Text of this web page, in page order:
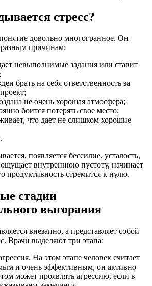
стресс?
довольно многогранное. Он
причинам:
невыполнимые задания или ставит
брать на себя ответственность за
не очень хорошая атмосфера;
боится потерять свое место;
что дает не слишком хорошие
появляется бессилие, усталость,
внутреннюю пустоту, начинает
продуктивность стремится к нулю.
стадии
выгорания
внезапно, а представляет собой
Врачи выделяют три этапа:
На этом этапе человек считает
и очень эффективным, он активно
может проявлять агрессию, если в